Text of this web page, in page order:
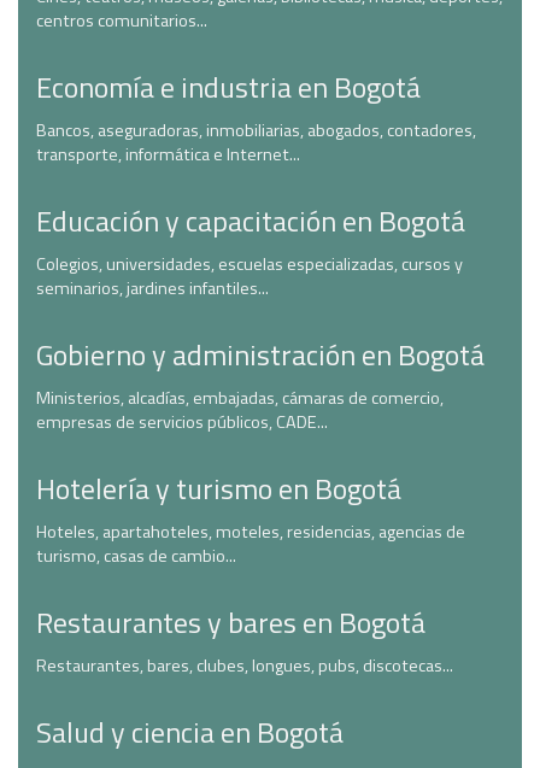
centros comunitarios...
Economía e industria en Bogotá
Bancos, aseguradoras, inmobiliarias, abogados, contadores,
transporte, informática e Internet...
Educación y capacitación en Bogotá
Colegios, universidades, escuelas especializadas, cursos y
seminarios, jardines infantiles...
Gobierno y administración en Bogotá
Ministerios, alcadías, embajadas, cámaras de comercio,
empresas de servicios públicos, CADE...
Hotelería y turismo en Bogotá
Hoteles, apartahoteles, moteles, residencias, agencias de
turismo, casas de cambio...
Restaurantes y bares en Bogotá
Restaurantes, bares, clubes, longues, pubs, discotecas...
Salud y ciencia en Bogotá